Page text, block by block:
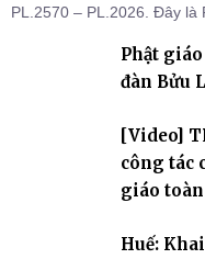
PL.2570 – PL.2026. Đây là
thứ I, thể hiện sự quan
Tăng tài và tiếp nối mạng
Phật
đàn Bửu
[Video]
công tác
giáo
Huế: